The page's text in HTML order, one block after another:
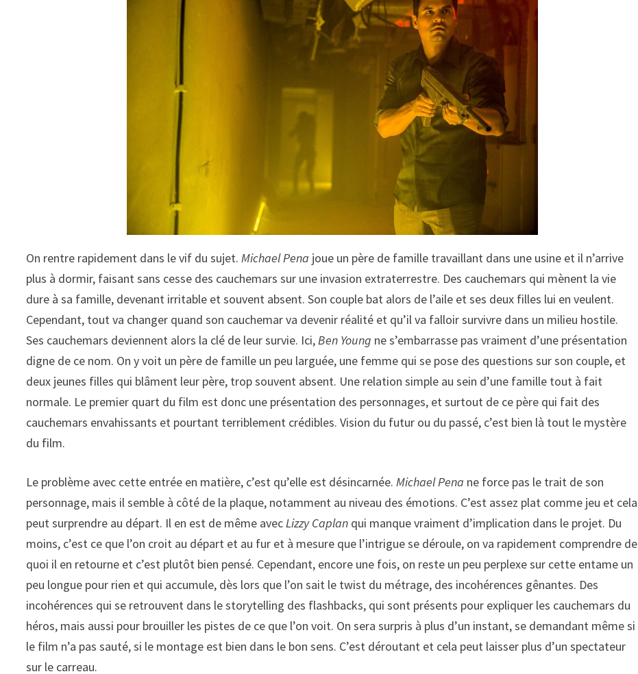
On rentre rapidement dans le vif du sujet.Michael Pena joue un père de famille travaillant dans une usine et il n’arrive
plus à dormir, faisant sans cesse des cauchemars sur une invasion extraterrestre. Des cauchemars qui mènent la vie
dure à sa famille, devenant irritable et souvent absent. Son couple bat alors de l’aile et ses deux filles lui en veulent.
Cependant, tout va changer quand son cauchemar va devenir réalité et qu’il va falloir survivre dans un milieu hostile.
Ses cauchemars deviennent alors la clé de leur survie. Ici,Ben Young ne s’embarrasse pas vraiment d’une présentation
digne de ce nom. On y voit un père de famille un peu larguée, une femme qui se pose des questions sur son couple, et
deux jeunes filles qui blâment leur père, trop souvent absent. Une relation simple au sein d’une famille tout à fait
normale. Le premier quart du film est donc une présentation des personnages, et surtout de ce père qui fait des
cauchemars envahissants et pourtant terriblement crédibles. Vision du futur ou du passé, c’est bien là tout le mystère
du film.
Le problème avec cette entrée en matière, c’est qu’elle est désincarnée.Michael Pena ne force pas le trait de son
personnage, mais il semble à côté de la plaque, notamment au niveau des émotions. C’est assez plat comme jeu et cela
peut surprendre au départ. Il en est de même avecLizzy Caplan qui manque vraiment d’implication dans le projet. Du
moins, c’est ce que l’on croit au départ et au fur et à mesure que l’intrigue se déroule, on va rapidement comprendre de
quoi il en retourne et c’est plutôt bien pensé. Cependant, encore une fois, on reste un peu perplexe sur cette entame un
peu longue pour rien et qui accumule, dès lors que l’on sait le twist du métrage, des incohérences gênantes. Des
incohérences qui se retrouvent dans le storytelling des flashbacks, qui sont présents pour expliquer les cauchemars du
héros, mais aussi pour brouiller les pistes de ce que l’on voit. On sera surpris à plus d’un instant, se demandant même si
le film n’a pas sauté, si le montage est bien dans le bon sens. C’est déroutant et cela peut laisser plus d’un spectateur
sur le carreau.